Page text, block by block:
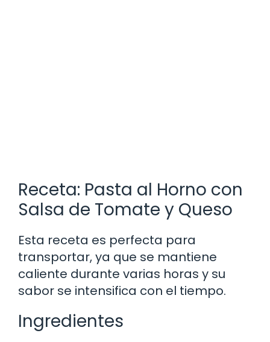
Receta: Pasta al Horno con
Salsa de Tomate y Queso
Esta receta es perfecta para
transportar, ya que se mantiene
caliente durante varias horas y su
sabor se intensifica con el tiempo.
Ingredientes